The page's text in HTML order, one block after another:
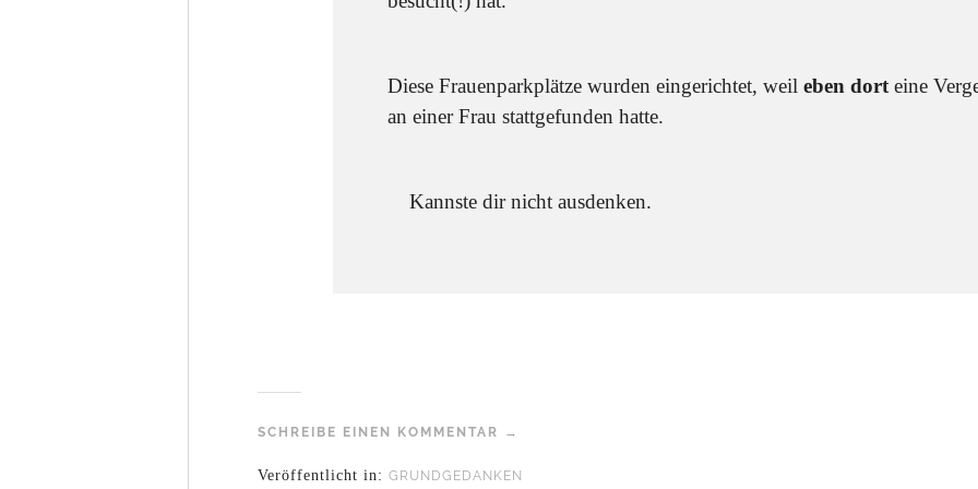
Diese Frauenparkplätze wurden eingerichtet, weil eben dorteine
an einer Frau stattgefunden hatte.
Kannste dir nicht ausdenken.
SCHREIBE EINEN KOMMENTAR →
Veröffentlicht in:GRUNDGEDANKEN